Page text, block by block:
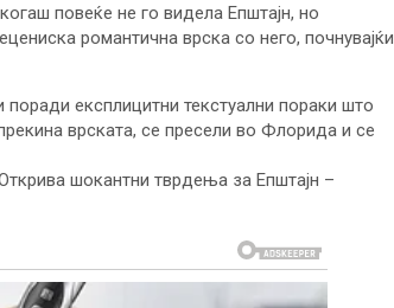
повеќе не го видела Епштајн, но
романтична врска со него, почнувајќи
експлицитни текстуални пораки што
врската, се пресели во Флорида и се
шокантни тврдења за Епштајн –